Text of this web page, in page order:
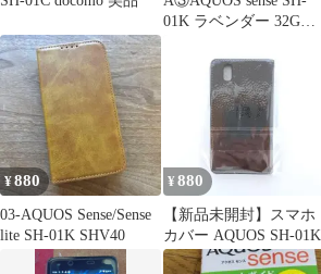
01K ラベンダー 32GB
¥880
03-AQUOS Sense/Sense
lite SH-01K SHV40
¥880
【新品未開封】スマホ
カバー AQUOS SH-01K